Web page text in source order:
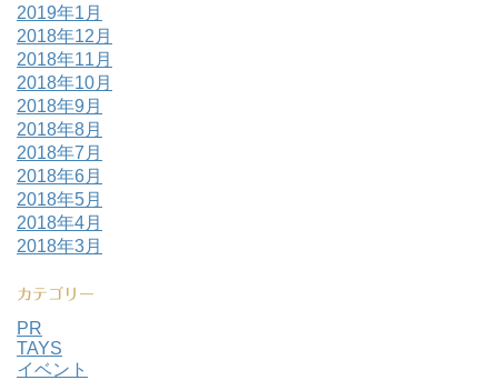
2019年1月
2018年12月
2018年11月
2018年10月
2018年9月
2018年8月
2018年7月
2018年6月
2018年5月
2018年4月
2018年3月
カテゴリー
PR
TAYS
イベント